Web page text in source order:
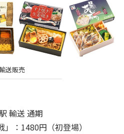
送販売
輸送 通期
：1480円（初登場）